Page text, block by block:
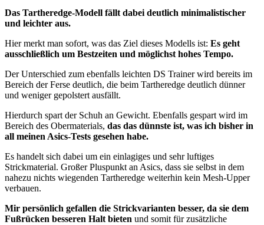
Das Tartheredge-Modell fällt dabei deutlich minimalistischer
und leichter aus.
Hier merkt man sofort, was das Ziel dieses Modells ist: Es geht
ausschließlich um Bestzeiten und möglichst hohes Tempo.
Der Unterschied zum ebenfalls leichten DS Trainer wird bereits im
Bereich der Ferse deutlich, die beim Tartheredge deutlich dünner
und weniger gepolstert ausfällt.
Hierdurch spart der Schuh an Gewicht. Ebenfalls gespart wird im
Bereich des Obermaterials, das das dünnste ist, was ich bisher in
all meinen Asics-Tests gesehen habe.
Es handelt sich dabei um ein einlagiges und sehr luftiges
Strickmaterial. Großer Pluspunkt an Asics, dass sie selbst in dem
nahezu nichts wiegenden Tartheredge weiterhin kein Mesh-Upper
verbauen.
Mir persönlich gefallen die Strickvarianten besser, da sie dem
Fußrücken besseren Halt bieten und somit für zusätzliche